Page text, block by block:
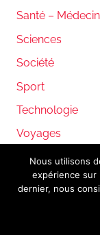
Santé –
Sciences
Société
Sport
Technologie
Voyages
Nous utilisons
expérience sur
dernier, nous